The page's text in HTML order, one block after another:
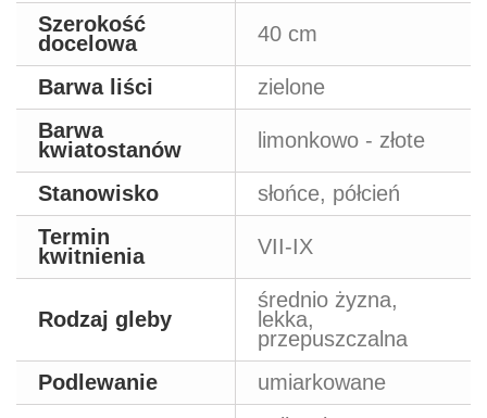
Szerokość
docelowa
40 cm
Barwa liści
zielone
Barwa
kwiatostanów
limonkowo - złote
Stanowisko
słońce, półcień
Termin
kwitnienia
VII-IX
Rodzaj gleby
średnio żyzna,
lekka,
przepuszczalna
Podlewanie
umiarkowane